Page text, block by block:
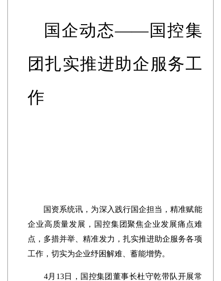
国企动态——国控集
团扎实推进助企服务工
作
国资系统讯，为深入践行国企担当，精准赋能
企业高质量发展，国控集团聚焦企业发展痛点难
点，多措并举、精准发力，扎实推进助企服务各项
工作，切实为企业纾困解难、蓄能增势。
4月13日，国控集团董事长杜守乾带队开展常